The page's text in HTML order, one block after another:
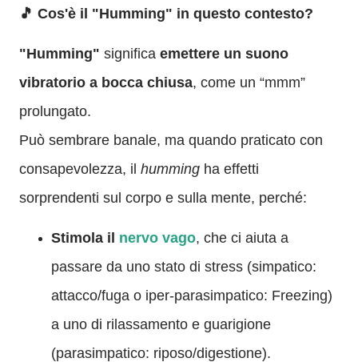
🎵 Cos'è il "Humming" in questo contesto?
"Humming" significa emettere un suono
vibratorio a bocca chiusa, come un “mmm”
prolungato.
Può sembrare banale, ma quando praticato con
consapevolezza, il humming ha effetti
sorprendenti sul corpo e sulla mente, perché:
Stimola il nervo vago, che ci aiuta a
passare da uno stato di stress (simpatico:
attacco/fuga o iper-parasimpatico: Freezing)
a uno di rilassamento e guarigione
(parasimpatico: riposo/digestione).